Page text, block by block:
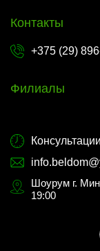
Контакты
+375 (29)
Филиалы
Шоурум г.
19:00